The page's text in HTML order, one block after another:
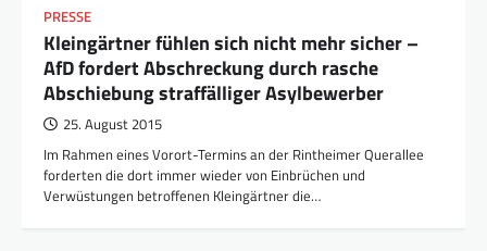
PRESSE
Kleingärtner fühlen sich nicht mehr sicher –
AfD fordert Abschreckung durch rasche
Abschiebung straffälliger Asylbewerber
25. August 2015
Im Rahmen eines Vorort-Termins an der Rintheimer Querallee
forderten die dort immer wieder von Einbrüchen und
Verwüstungen betroffenen Kleingärtner die…